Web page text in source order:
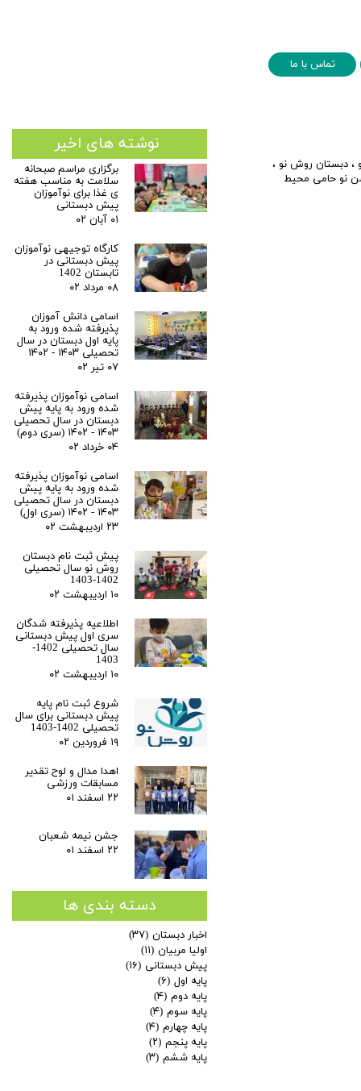
تماس با ما
، دبستان روش نو ،
نو حامی محیط
نوشته های اخیر
برگزاری مراسم صبحانه
سلامت به مناسب هفته
ی غذا برای نوآموزان
پیش دبستانی
۰۱ آبان ۰۲
کارگاه توجیهی نوآموزان
پیش دبستانی در
تابستان 1402
۰۸ مرداد ۰۲
اسامی دانش آموزان
پذیرفته شده ورود به
پایه اول دبستان در سال
تحصیلی ۱۴۰۳ - ۱۴۰۲
۰۷ تیر ۰۲
اسامی نوآموزان پذیرفته
شده ورود به پایه پیش
دبستان در سال تحصیلی
۱۴۰۳ - ۱۴۰۲ (سری دوم)
۰۴ خرداد ۰۲
اسامی نوآموزان پذیرفته
شده ورود به پایه پیش
دبستان در سال تحصیلی
۱۴۰۳ - ۱۴۰۲ (سری اول)
۲۳ اردیبهشت ۰۲
پیش ثبت نام دبستان
روش نو سال تحصیلی
1402-1403
۱۰ اردیبهشت ۰۲
اطلاعیه پذیرفته شدگان
سری اول پیش دبستانی
سال تحصیلی 1402-
1403
۱۰ اردیبهشت ۰۲
شروع ثبت نام پایه
پیش دبستانی برای سال
تحصیلی 1402-1403
۱۹ فروردین ۰۲
اهدا مدال و لوح تقدیر
مسابقات ورزشی
۲۲ اسفند ۰۱
جشن نیمه شعبان
۲۲ اسفند ۰۱
دسته بندی ها
اخبار دبستان (۳۷)
اولیا مربیان (۱۱)
پیش دبستانی (۱۶)
پایه اول (۶)
پایه دوم (۴)
پایه سوم (۴)
پایه چهارم (۴)
پایه پنجم (۲)
پایه ششم (۳)